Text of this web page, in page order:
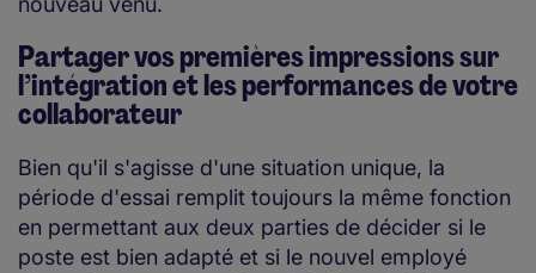
Partager vos premières impressions sur
l’intégration et les performances de votre
collaborateur
Bien qu'il s'agisse d'une situation unique, la
période d'essai remplit toujours la même fonction
en permettant aux deux parties de décider si le
poste est bien adapté et si le nouvel employé